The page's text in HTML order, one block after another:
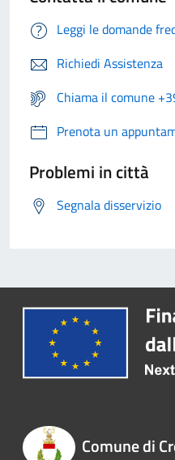
Leggi le domande
Richiedi Assistenza
Chiama il comune
Prenota un
Problemi in città
Segnala disservizio
Comune di